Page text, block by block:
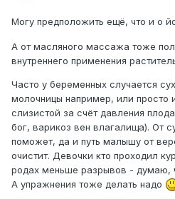
Могу предположить ещё, что и о
А от масляного массажа тоже
внутреннего применения
Часто у беременных случается
молочницы например, или просто
слизистой за счёт давления
бог, варикоз вен влагалища). От
поможет, да и путь малышу от
очистит. Девочки кто проходил
родах меньше разрывов - думаю,
А упражнения тоже делать надо